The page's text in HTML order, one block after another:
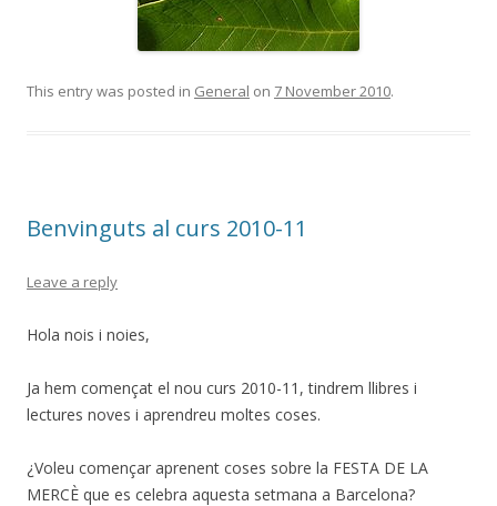
This entry was posted in General on 7 November 2010.
Benvinguts al curs 2010-11
Leave a reply
Hola nois i noies,
Ja hem començat el nou curs 2010-11, tindrem llibres i
lectures noves i aprendreu moltes coses.
¿Voleu començar aprenent coses sobre la FESTA DE LA
MERCÈ que es celebra aquesta setmana a Barcelona?